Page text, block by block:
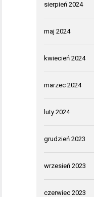
sierpień 2024
maj 2024
kwiecień 2024
marzec 2024
luty 2024
grudzień 2023
wrzesień 2023
czerwiec 2023